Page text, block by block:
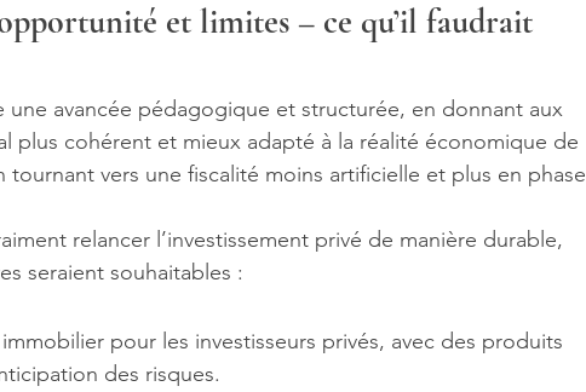
et limites – ce qu’il faudrait
avancée pédagogique et structurée, en donnant aux
plus cohérent et mieux adapté à la réalité économique de
tournant vers une fiscalité moins artificielle et plus en phase
relancer l’investissement privé de manière durable,
seraient souhaitables :
pour les investisseurs privés, avec des produits
des risques.